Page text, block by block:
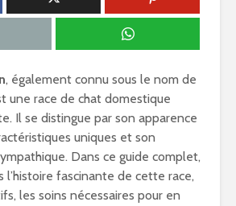
, également connu sous le nom de
une race de chat domestique
Il se distingue par son apparence
uniques et son
Dans ce guide complet,
l’histoire fascinante de cette race,
les soins nécessaires pour en